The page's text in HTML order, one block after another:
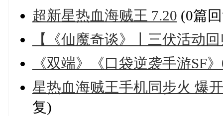
超新星热血海贼王 7.20 (0篇
【《仙魔奇谈》丨三伏活动
《双端》《口袋逆袭手游SF
星热血海贼王手机同步火 爆
复)